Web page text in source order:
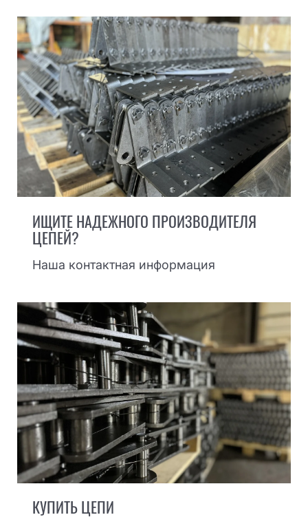
ИЩИТЕ НАДЕЖНОГО ПРОИЗВОДИТЕЛЯ
ЦЕПЕЙ?
Наша контактная информация
КУПИТЬ ЦЕПИ